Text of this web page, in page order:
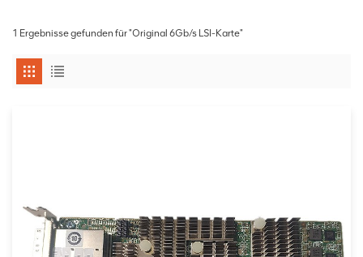
1 Ergebnisse gefunden für "Original 6Gb/s LSI-Karte"